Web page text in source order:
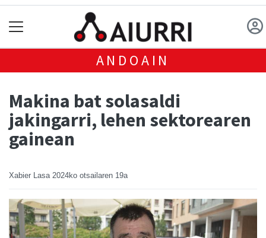
ANDOAIN
Makina bat solasaldi
jakingarri, lehen sektorearen
gainean
Xabier Lasa 2024ko otsailaren 19a